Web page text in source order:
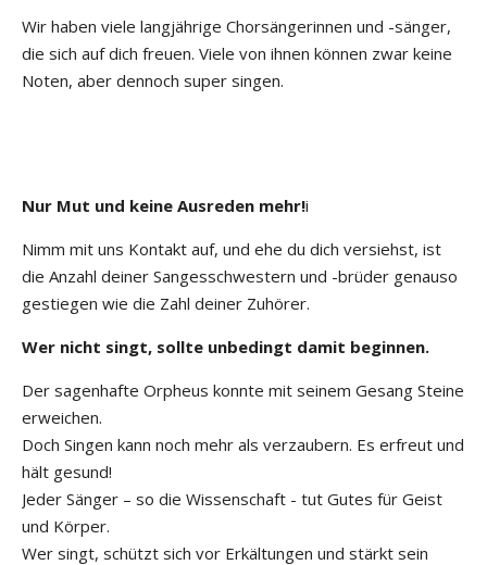
Wir haben viele langjährige Chorsängerinnen und -sänger,
die sich auf dich freuen. Viele von ihnen können zwar keine
Noten, aber dennoch super singen.
Nur Mut und keine Ausreden mehr!i
Nimm mit uns Kontakt auf, und ehe du dich versiehst, ist
die Anzahl deiner Sangesschwestern und -brüder genauso
gestiegen wie die Zahl deiner Zuhörer.
Wer nicht singt, sollte unbedingt damit beginnen.
Der sagenhafte Orpheus konnte mit seinem Gesang Steine
erweichen.
Doch Singen kann noch mehr als verzaubern. Es erfreut und
hält gesund!
Jeder Sänger – so die Wissenschaft - tut Gutes für Geist
und Körper.
Wer singt, schützt sich vor Erkältungen und stärkt sein